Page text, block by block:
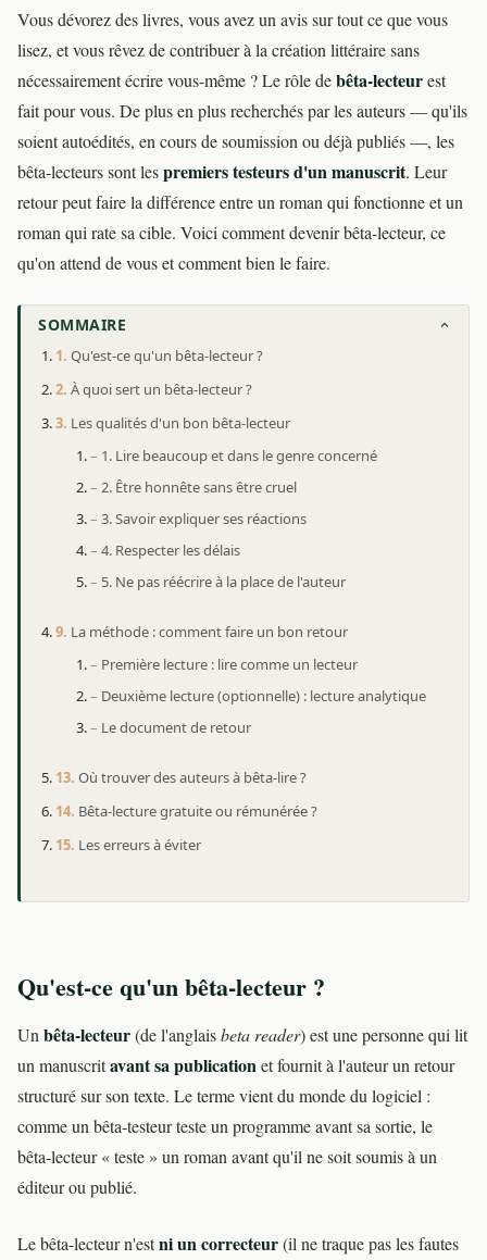
Vous dévorez des livres, vous avez un avis sur tout ce que vous
lisez, et vous rêvez de contribuer à la création littéraire sans
nécessairement écrire vous-même ? Le rôle debêta-lecteurest
fait pour vous. De plus en plus recherchés par les auteurs — qu'ils
soient autoédités, en cours de soumission ou déjà publiés —, les
bêta-lecteurs sont lespremiers testeurs d'un manuscrit. Leur
retour peut faire la différence entre un roman qui fonctionne et un
roman qui rate sa cible. Voici comment devenir bêta-lecteur, ce
qu'on attend de vous et comment bien le faire.
SOMMAIRE
Qu'est-ce qu'un bêta-lecteur ?
À quoi sert un bêta-lecteur ?
Les qualités d'un bon bêta-lecteur
1. Lire beaucoup et dans le genre concerné
2. Être honnête sans être cruel
3. Savoir expliquer ses réactions
4. Respecter les délais
5. Ne pas réécrire à la place de l'auteur
La méthode : comment faire un bon retour
Première lecture : lire comme un lecteur
Deuxième lecture (optionnelle) : lecture analytique
Le document de retour
Où trouver des auteurs à bêta-lire ?
Bêta-lecture gratuite ou rémunérée ?
Les erreurs à éviter
Qu'est-ce qu'un bêta-lecteur ?
Unbêta-lecteur(de l'anglaisbeta reader) est une personne qui lit
un manuscritavant sa publicationet fournit à l'auteur un retour
structuré sur son texte. Le terme vient du monde du logiciel :
comme un bêta-testeur teste un programme avant sa sortie, le
bêta-lecteur « teste » un roman avant qu'il ne soit soumis à un
éditeur ou publié.
Le bêta-lecteur n'estni un correcteur(il ne traque pas les fautes